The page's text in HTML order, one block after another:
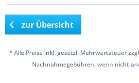
zur Übersicht
* Alle Preise inkl. gesetzl. Mehrwertsteuer
Nachnahmegebühren, wenn nicht